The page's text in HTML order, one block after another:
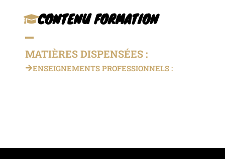
CONTENU FORMATION
MATIÈRES DISPENSÉES :
ENSEIGNEMENTS PROFESSIONNELS :